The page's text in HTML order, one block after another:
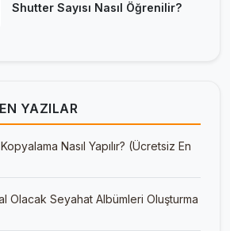
Shutter Sayısı Nasıl Öğrenilir?
YAZILAR
Nasıl Yapılır? (Ücretsiz En
Olacak Seyahat Albümleri Oluşturma